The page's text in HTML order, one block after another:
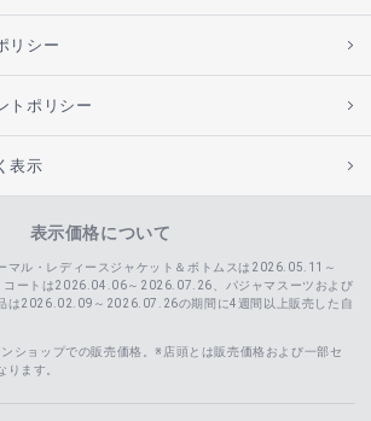
リシー
トポリシー
表示
表示価格について
マル・レディースジャケット＆ボトムスは2026.05.11～
ートは2026.04.06～2026.07.26、
パジャマスーツおよび
は2026.02.09～2026.07.26の期間に4週間以上販売した自
ショップでの販売価格。※店頭とは販売価格および一部セ
ります。